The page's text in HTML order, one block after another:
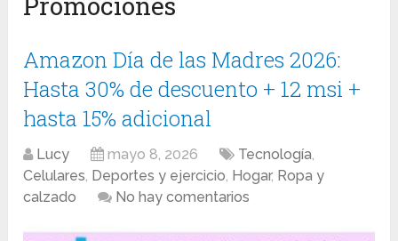
Amazon Día de las Madres 2026:
Hasta 30% de descuento + 12 msi +
hasta 15% adicional
Lucy mayo 8, 2026 Tecnología,
Celulares, Deportes y ejercicio, Hogar, Ropa y
calzado
No hay comentarios